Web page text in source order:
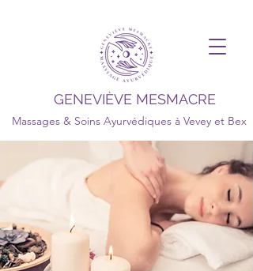
GENEVIÈVE MESMACRE
Massages & Soins Ayurvédiques à Vevey et Bex